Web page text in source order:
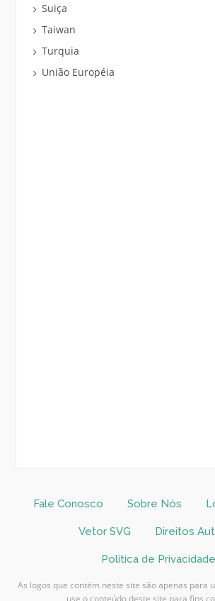
Suiça
Taiwan
Turquia
União Européia
Fale Conosco Sobre Nós
Vetor SVG Direitos
Politica de Privacidade
As logos que contém neste site são apenas para
use o conteúdo deste site para fins